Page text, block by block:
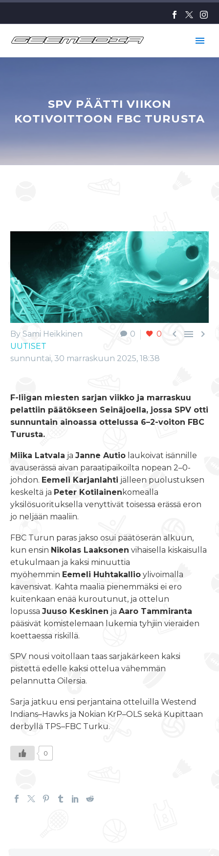
SPV PÄÄTTI VIIKON
KOTIVOITTOON FBC TURUSTA
0 0   
By Sami Heikkinen
UUTISET
sunnuntai, 30 marraskuun 2025, 18:38
F-liigan miesten sarjan viikko ja marraskuu
pelattiin päätökseen Seinäjoella, jossa SPV otti
sunnuntain ainoassa ottelussa 6–2-voiton FBC
Turusta.
Miika Latvala ja Janne Autio laukoivat isännille
avauserässä aivan paraatipaikoilta nopean 2–0-
johdon. Eemeli Karjanlahti jälleen puolustuksen
keskeltä ja Peter Kotilainen komealla
yksilösuorituksella venyttivät toisessa erässä eron
jo neljään maaliin.
FBC Turun paras jakso osui päätöserän alkuun,
kun ensin Nikolas Laaksonen vihaisella kiskaisulla
etukulmaan ja kaksi minuuttia
myöhemmin Eemeli Huhtakallio ylivoimalla
kavensivat. Kahta maalia pienemmäksi ei ero
kuitenkaan enää kuroutunut, ja ottelun
lopussa Juuso Keskinen ja Aaro Tammiranta
pääsivät komistelemaan lukemia tyhjiin vieraiden
koettaessa riskillä.
SPV nousi voitollaan taas sarjakärkeen kaksi
pistettä edelle kaksi ottelua vähemmän
pelannutta Oilersia.
Sarja jatkuu ensi perjantaina otteluilla Westend
Indians–Hawks ja Nokian KrP–OLS sekä Kupittaan
derbyllä TPS–FBC Turku.
0